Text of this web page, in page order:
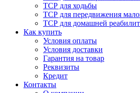
ТСР для ходьбы
ТСР для передвижения
ТСР для домашней
Как купить
Условия оплаты
Условия доставки
Гарантия на товар
Реквизиты
Кредит
Контакты